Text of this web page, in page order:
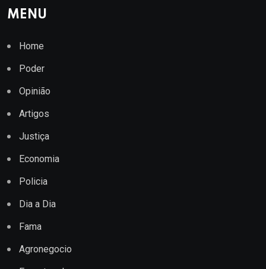
MENU
Home
Poder
Opinião
Artigos
Justiça
Economia
Policia
Dia a Dia
Fama
Agronegocio